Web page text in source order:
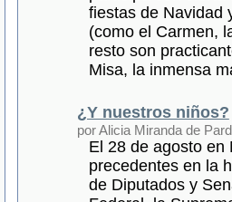
fiestas de Navidad
(como el Carmen,
resto son
Misa, la inmensa
¿Y nuestros niños?
por Alicia Miranda de
El 28 de agosto en
precedentes en la
de Diputados y